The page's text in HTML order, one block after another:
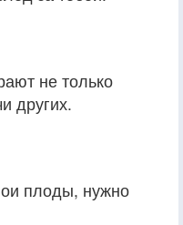
не только
других.
плоды, нужно